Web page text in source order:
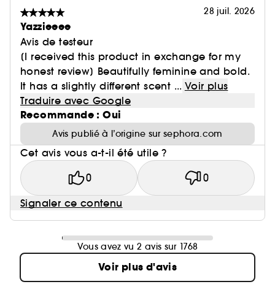
28 juil. 2026
Yazzieeee
Avis de testeur
[I received this product in exchange for my
honest review] Beautifully feminine and bold.
It has a slightly different scent ... Voir plus
Traduire avec Google
Recommande : Oui
Avis publié à l’origine sur sephora.com
Cet avis vous a-t-il été utile ?
0 0
Signaler ce contenu
Vous avez vu 2 avis sur 1768
Voir plus d'avis